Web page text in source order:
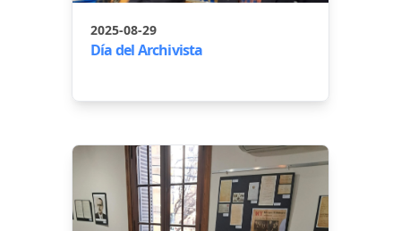
2025-08-29
Día del Archivista